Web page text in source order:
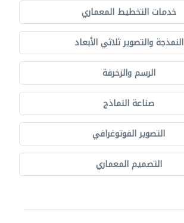
خدمات التخطيط المعماري
النمذجة والتصوير ثلاثي الأبعاد
الرسم والزخرفة
صناعة النماذج
التصوير الفوتوغرافي
التصميم المعماري